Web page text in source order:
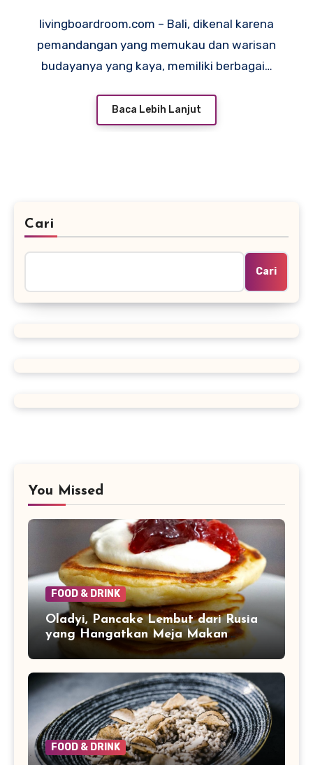
livingboardroom.com – Bali, dikenal karena
pemandangan yang memukau dan warisan
budayanya yang kaya, memiliki berbagai…
Baca Lebih Lanjut
Cari
Cari
You Missed
FOOD & DRINK
Oladyi, Pancake Lembut dari Rusia
yang Hangatkan Meja Makan
FOOD & DRINK